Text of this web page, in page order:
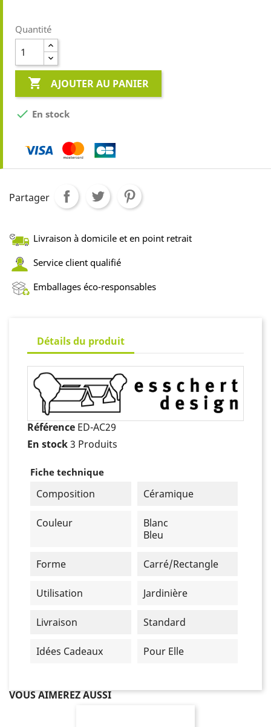
Quantité
 AJOUTER AU PANIER
 En stock
Partager
Livraison à domicile et en point retrait
Service client qualifié
Emballages éco-responsables
Détails du produit
Référence ED-AC29
En stock3 Produits
Fiche technique
Composition Céramique
Couleur
Blanc
Bleu
Forme Carré/Rectangle
Utilisation Jardinière
Livraison Standard
Idées Cadeaux Pour Elle
VOUS AIMEREZ AUSSI